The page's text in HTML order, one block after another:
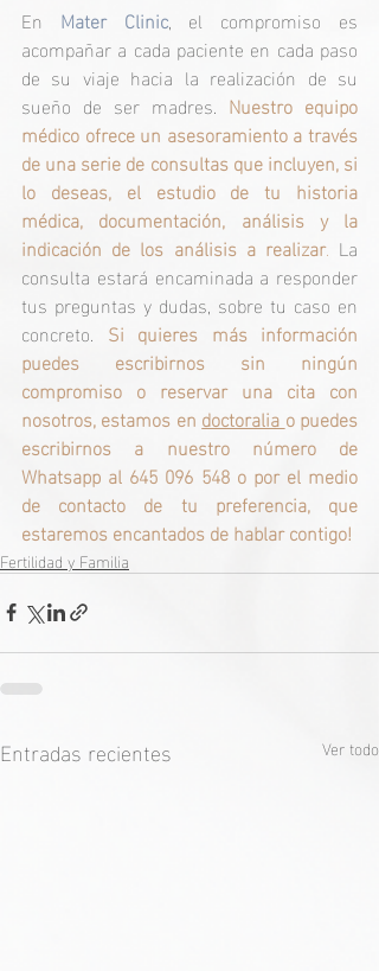
En Mater Clinic, el compromiso es
acompañar a cada paciente en cada paso
de su viaje hacia la realización de su
sueño de ser madres. Nuestro equipo
médico ofrece un asesoramiento a través
de una serie de consultas que incluyen, si
lo deseas, el estudio de tu historia
médica, documentación, análisis y la
indicación de los análisis a realizar. La
consulta estará encaminada a responder
tus preguntas y dudas, sobre tu caso en
concreto. Si quieres más información
puedes escribirnos sin ningún
compromiso o reservar una cita con
nosotros, estamos en doctoralia o puedes
escribirnos a nuestro número de
Whatsapp al 645 096 548 o por el medio
de contacto de tu preferencia, que
estaremos encantados de hablar contigo!
Fertilidad y Familia
Entradas recientes Ver todo